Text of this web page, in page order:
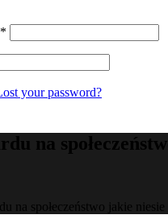
*
your password?
na
na społeczeństwo jakie